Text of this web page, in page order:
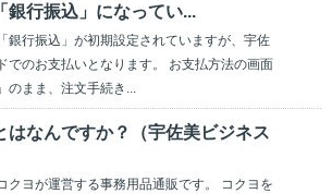
銀行振込」になってい...
銀行振込」が初期設定されていますが、宇佐
でのお支払いとなります。 お支払方法の画面
のまま、注文手続き...
はなんですか？（宇佐美ビジネス
クヨが運営する事務用品通販です。 コクヨを